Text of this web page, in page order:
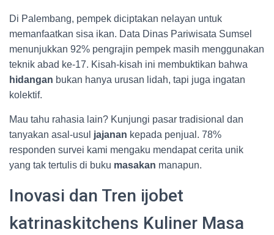
Di Palembang, pempek diciptakan nelayan untuk
memanfaatkan sisa ikan. Data Dinas Pariwisata Sumsel
menunjukkan 92% pengrajin pempek masih menggunakan
teknik abad ke-17. Kisah-kisah ini membuktikan bahwa
hidangan bukan hanya urusan lidah, tapi juga ingatan
kolektif.
Mau tahu rahasia lain? Kunjungi pasar tradisional dan
tanyakan asal-usul jajanan kepada penjual. 78%
responden survei kami mengaku mendapat cerita unik
yang tak tertulis di buku masakan manapun.
Inovasi dan Tren ijobet
katrinaskitchens Kuliner Masa